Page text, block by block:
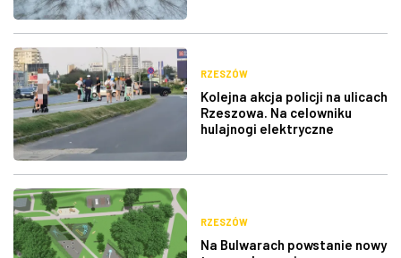
RZESZÓW
Kolejna akcja policji na ulicach
Rzeszowa. Na celowniku
hulajnogi elektryczne
RZESZÓW
Na Bulwarach powstanie nowy